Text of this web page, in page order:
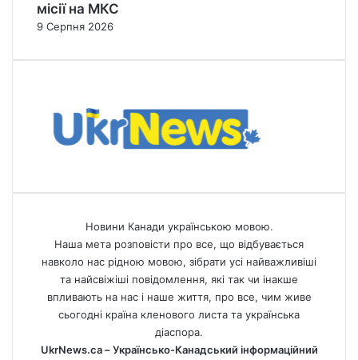
місії на МКС
9 Серпня 2026
Новини Канади українською мовою.
Наша мета розповісти про все, що відбувається
навколо нас рідною мовою, зібрати усі найважливіші
та найсвіжіші повідомлення, які так чи інакше
впливають на нас і наше життя, про все, чим живе
сьогодні країна кленового листа та українська
діаспора.
UkrNews.ca – Українсько-Канадський інформаційний